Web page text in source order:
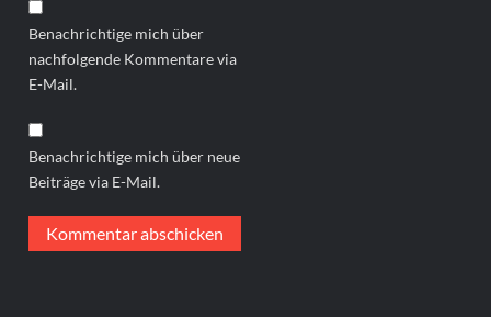
Benachrichtige mich über
nachfolgende Kommentare via
E-Mail.
Benachrichtige mich über neue
Beiträge via E-Mail.